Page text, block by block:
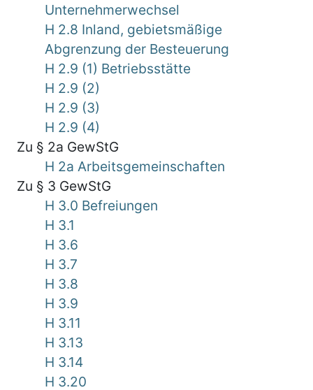
Unternehmerwechsel
H 2.8 Inland, gebietsmäßige
Abgrenzung der Besteuerung
H 2.9 (1) Betriebsstätte
H 2.9 (2)
H 2.9 (3)
H 2.9 (4)
Zu § 2a GewStG
H 2a Arbeitsgemeinschaften
Zu § 3 GewStG
H 3.0 Befreiungen
H 3.1
H 3.6
H 3.7
H 3.8
H 3.9
H 3.11
H 3.13
H 3.14
H 3.20